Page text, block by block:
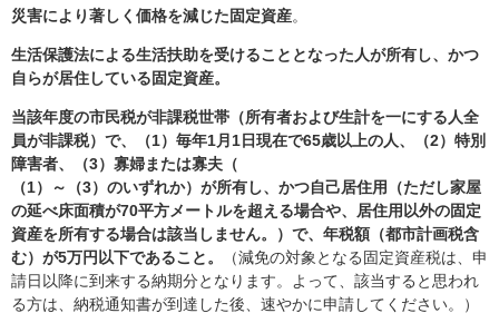
災害により著しく価格を減じた固定資産。
生活保護法による生活扶助を受けることとなった人が所有し、かつ
自らが居住している固定資産。
当該年度の市民税が非課税世帯（所有者および生計を一にする人全
員が非課税）で、（1） 毎年1月1日現在で65歳以上の人、（2）特別
障害者、（3）寡婦または寡夫（
（1）～（3）のいずれか）が所有し、かつ自己居住用（ただし家屋
の延べ床面積が70平方メートルを超える場合や、居住用以外の固定
資産を所有する場合は該当しません。）で、年税額（都市計画税含
む）が5万円以下であること。
（減免の対象となる固定資産税は、申
請日以降に到来する納期分となります。よって、該当すると思われ
る方は、納税通知書が到達した後、速やかに申請してください。）